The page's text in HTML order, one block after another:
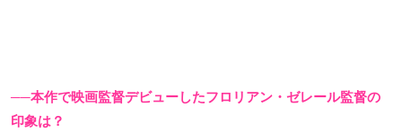
──本作で映画監督デビューしたフロリアン・ゼレール監督の
印象は？